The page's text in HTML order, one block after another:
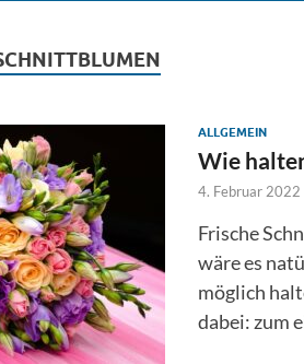
ALLGEMEIN
Wie
4. Februar 2022
Frische
wäre es
möglich
dabei: zum